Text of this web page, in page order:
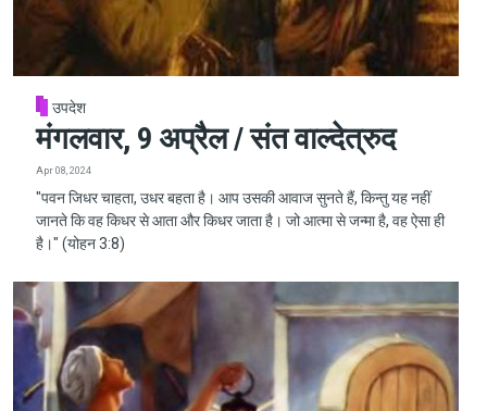
उपदेश
मंगलवार, 9 अप्रैल / संत वाल्देत्रुद
Apr 08, 2024
"पवन जिधर चाहता, उधर बहता है। आप उसकी आवाज सुनते हैं, किन्तु यह नहीं
जानते कि वह किधर से आता और किधर जाता है। जो आत्मा से जन्मा है, वह ऐसा ही
है।" (योहन 3:8)